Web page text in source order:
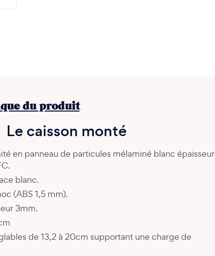
du produit
Le caisson monté
en panneau de particules mélaminé blanc épaisseur
blanc.
(ABS 1,5 mm).
3mm.
de 13,2 à 20cm supportant une charge de